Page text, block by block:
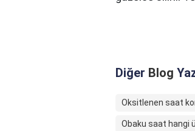
Diğer Blog
Oksitlenen saat
Obaku saat hangi